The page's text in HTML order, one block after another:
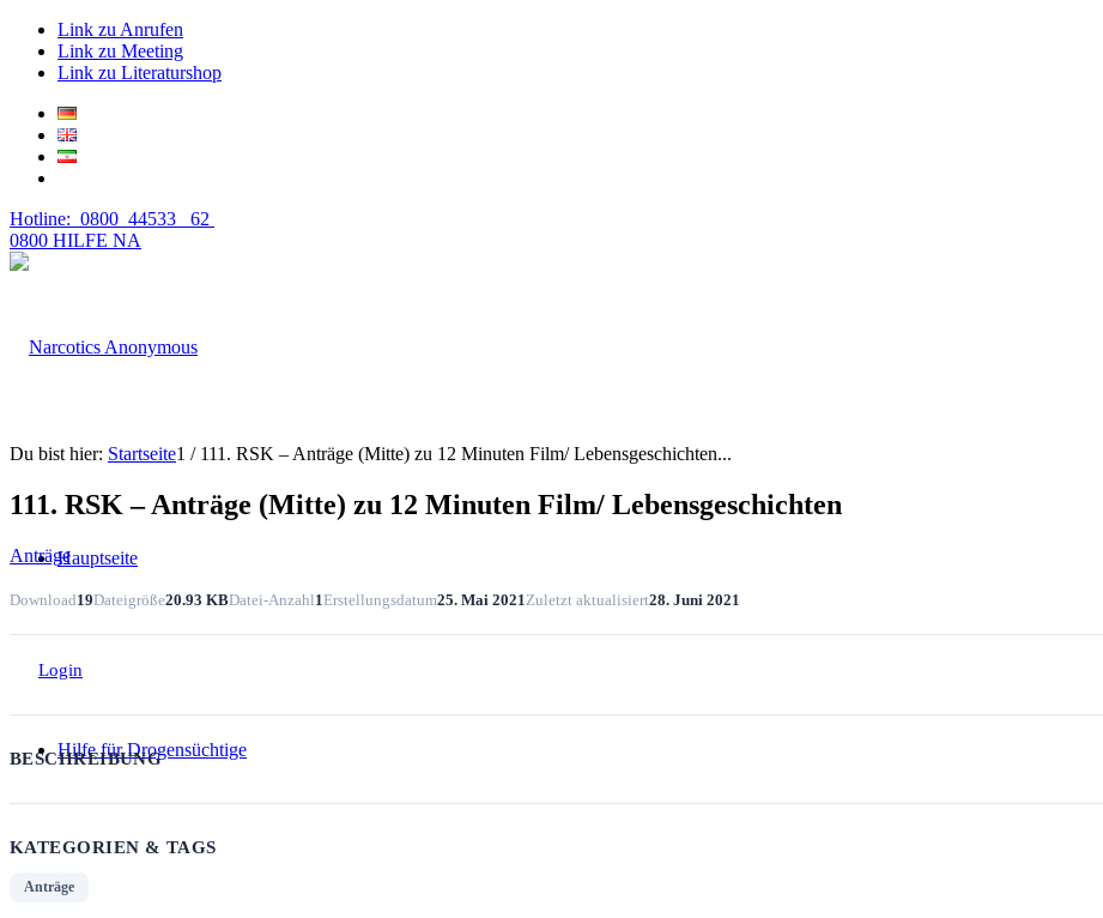
Link zu Anrufen
Link zu Meeting
Link zu Literaturshop
Hotline: 0800 44533 62
0800 HILFE NA
Hauptseite
Hilfe für Drogensüchtige
Du bist hier: Startseite1 / 111. RSK – Anträge (Mitte) zu 12 Minuten Film/ Lebensgeschichten...
111. RSK – Anträge (Mitte) zu 12 Minuten Film/ Lebensgeschichten
Anträge
Download19Dateigröße20.93 KBDatei-Anzahl1Erstellungsdatum25. Mai 2021 Zuletzt aktualisiert28. Juni 2021
Login
BESCHREIBUNG
KATEGORIEN & TAGS
Anträge